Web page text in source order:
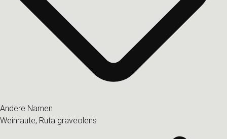
Andere Namen
Weinraute, Ruta graveolens